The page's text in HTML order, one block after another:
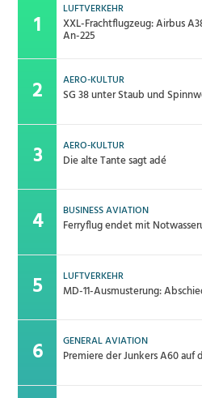
LUFTVERKEHR
XXL-Frachtflugzeug: Airbus
An-225
AERO-KULTUR
SG 38 unter Staub und
AERO-KULTUR
Die alte Tante sagt adé
BUSINESS AVIATION
Ferryflug endet mit
LUFTVERKEHR
MD-11-Ausmusterung:
GENERAL AVIATION
Premiere der Junkers A60 auf